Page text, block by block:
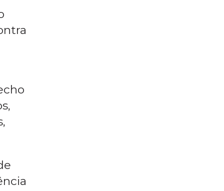
de